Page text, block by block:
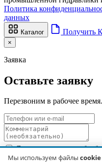
Политика
данных
Мы используем файлы cookie
Каталог Получить
×
Заявка
Оставьте заявку
Перезвоним в рабочее время.
Я даю согласие на
соответствии с Политикой